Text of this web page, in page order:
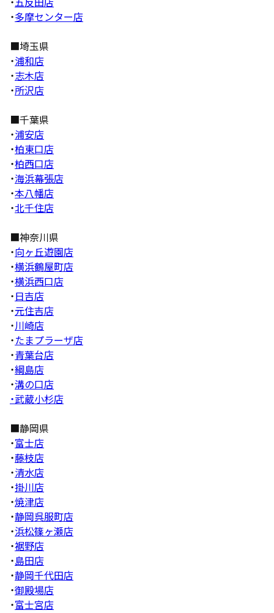
・多摩センター店
■埼玉県
・浦和店
・志木店
・所沢店
■千葉県
・浦安店
・柏東口店
・柏西口店
・海浜幕張店
・本八幡店
・北千住店
■神奈川県
・向ヶ丘遊園店
・横浜鶴屋町店
・横浜西口店
・日吉店
・元住吉店
・川崎店
・たまプラーザ店
・青葉台店
・綱島店
・溝の口店
・武蔵小杉店
■静岡県
・富士店
・藤枝店
・清水店
・掛川店
・焼津店
・静岡呉服町店
・浜松篠ヶ瀬店
・裾野店
・島田店
・静岡千代田店
・御殿場店
・富士宮店